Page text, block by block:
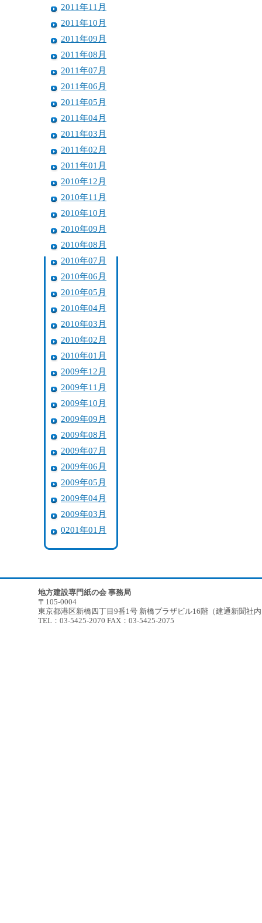
2011年11月
2011年10月
2011年09月
2011年08月
2011年07月
2011年06月
2011年05月
2011年04月
2011年03月
2011年02月
2011年01月
2010年12月
2010年11月
2010年10月
2010年09月
2010年08月
2010年07月
2010年06月
2010年05月
2010年04月
2010年03月
2010年02月
2010年01月
2009年12月
2009年11月
2009年10月
2009年09月
2009年08月
2009年07月
2009年06月
2009年05月
2009年04月
2009年03月
0201年01月
地方建設専門紙の会 事務局
〒105-0004
東京都港区新橋四丁目9番1号 新橋プラザビル16階（建通新聞社
TEL：03-5425-2070 FAX：03-5425-2075